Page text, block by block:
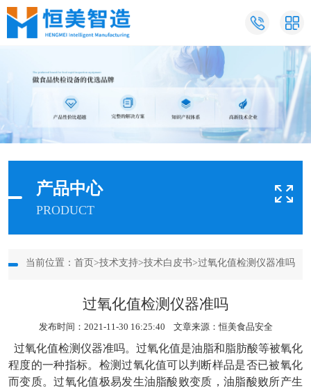
产品中心
PRODUCT
当前位置： 首页 >技术支持>技术白皮书>过氧化值检测仪器准吗
过氧化值检测仪器准吗
发布时间：2021-11-30 16:25:40 文章来源：恒美食品安全
过氧化值检测仪器准吗。过氧化值是油脂和脂肪酸等被氧化
程度的一种指标。检测过氧化值可以判断样品是否已被氧化
而变质。过氧化值极易发生油脂酸败变质，油脂酸败所产生